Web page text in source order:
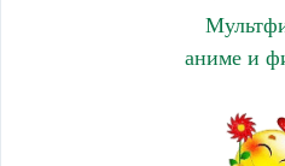
аниме и